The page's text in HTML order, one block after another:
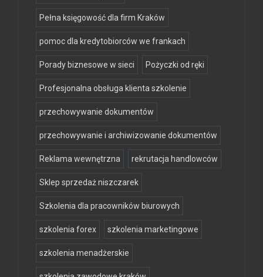
Pełna księgowość dla firm Kraków
pomoc dla kredytobiorców we frankach
Porady biznesowe w sieci Pożyczki od ręki
Profesjonalna obsługa klienta szkolenie
przechowywanie dokumentów
przechowywanie i archiwizowanie dokumentów
Reklama wewnętrzna rekrutacja handlowców
Sklep sprzedaż niszczarek
Szkolenia dla pracowników biurowych
szkolenia forex szkolenia marketingowe
szkolenia menadżerskie